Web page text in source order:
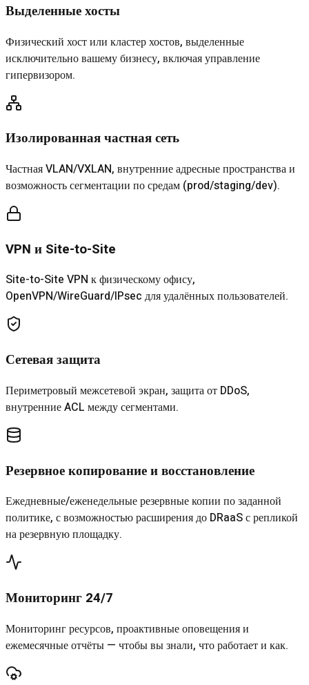
Выделенные хосты
Физический хост или кластер хостов, выделенные
исключительно вашему бизнесу, включая управление
гипервизором.
Изолированная частная сеть
Частная VLAN/VXLAN, внутренние адресные пространства и
возможность сегментации по средам (prod/staging/dev).
VPN и Site-to-Site
Site-to-Site VPN к физическому офису,
OpenVPN/WireGuard/IPsec для удалённых пользователей.
Сетевая защита
Периметровый межсетевой экран, защита от DDoS,
внутренние ACL между сегментами.
Резервное копирование и восстановление
Ежедневные/еженедельные резервные копии по заданной
политике, с возможностью расширения до DRaaS с репликой
на резервную площадку.
Мониторинг 24/7
Мониторинг ресурсов, проактивные оповещения и
ежемесячные отчёты — чтобы вы знали, что работает и как.